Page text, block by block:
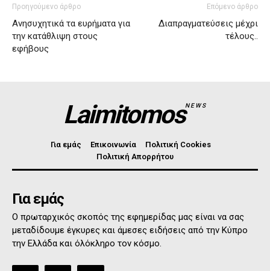
Προηγούμενο άρθρο
Ανησυχητικά τα ευρήματα για
την κατάθλιψη στους
εφήβους
Επόμενο άρθρο
Διαπραγματεύσεις μέχρι
τέλους..
LaimitomosNEWS
Για εμάς Επικοινωνία
Πολιτική Cookies
Πολιτική Απορρήτου
Για εμάς
Ο πρωταρχικός σκοπός της εφημερίδας μας είναι να σας
μεταδίδουμε έγκυρες και άμεσες ειδήσεις από την Κύπρο
την Ελλάδα και όλόκληρο τον κόσμο.